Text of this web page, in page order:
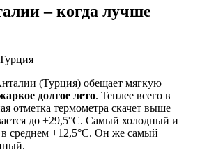
– когда лучше
(Турция) обещает мягкую
долгое лето. Теплее всего в
отметка термометра скачет выше
до +29,5°C. Самый холодный и
среднем +12,5°C. Он же самый